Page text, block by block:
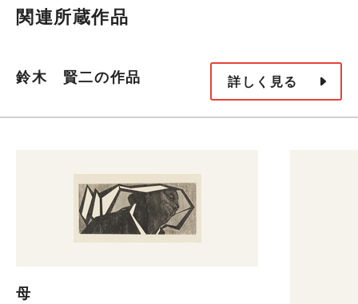
関連所蔵作品
鈴木 賢二の作品 詳しく見る
母